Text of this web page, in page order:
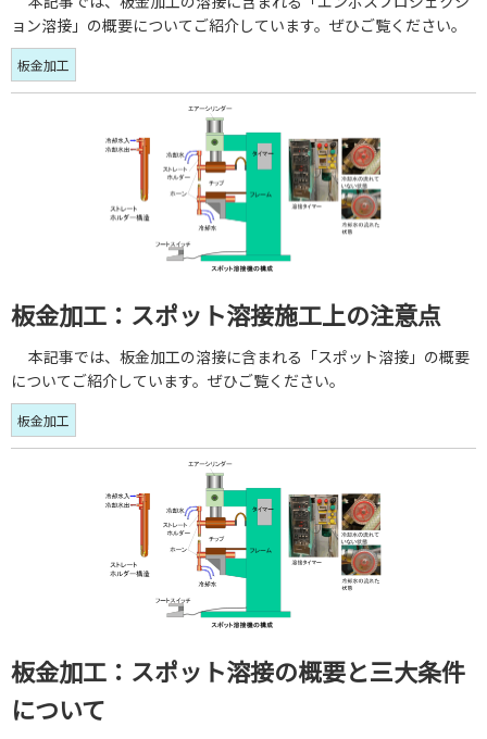
ョン溶接」の概要についてご紹介しています。ぜひご覧ください。
板金加工
板金加工：スポット溶接施工上の注意点
本記事では、板金加工の溶接に含まれる「スポット溶接」の概要
についてご紹介しています。ぜひご覧ください。
板金加工
板金加工：スポット溶接の概要と三大条件
について